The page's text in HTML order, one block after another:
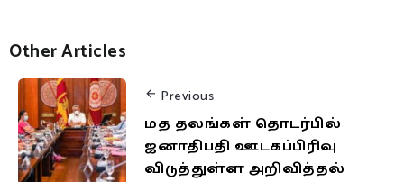
Other Articles
Previous
மத தலங்கள் தொடர்பில்
ஜனாதிபதி ஊடகப்பிரிவு
விடுத்துள்ள அறிவித்தல்